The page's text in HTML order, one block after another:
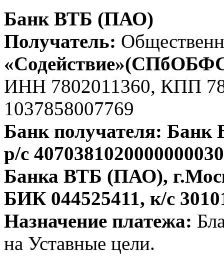
Банк ВТБ (ПАО)
Получатель:
ИНН 7802011360, КПП
1037858007769
Банк получателя:
р/с
Банка ВТБ (ПАО),
БИК 044525411, к/с
Назначение платежа:
на Уставные цели.